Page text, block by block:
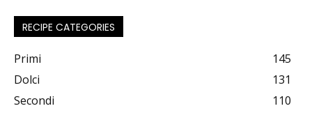
RECIPE CATEGORIES
Primi
145
Dolci
131
Secondi
110